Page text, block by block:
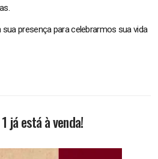
presença para celebrarmos sua vida
já está à venda!